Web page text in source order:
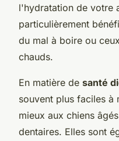
l'hydratation de votre
particulièrement
du mal à boire ou
chauds.
En matière de santé
souvent plus faciles à
mieux aux chiens
dentaires. Elles sont